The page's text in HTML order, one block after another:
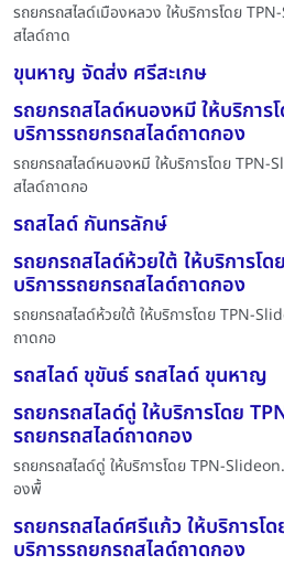
รถยกรถสไลด์เมืองหลวง ให้บริการโดย
สไลด์ถาด
ขุนหาญ จัดส่ง ศรีสะเกษ
รถยกรถสไลด์หนองหมี ให้บริกา
บริการรถยกรถสไลด์ถาดกอง
รถยกรถสไลด์หนองหมี ให้บริการโดย TPN-
สไลด์ถาดกอ
รถสไลด์ กันทรลักษ์
รถยกรถสไลด์ห้วยใต้ ให้บริการโ
บริการรถยกรถสไลด์ถาดกอง
รถยกรถสไลด์ห้วยใต้ ให้บริการโดย TPN-
ถาดกอ
รถสไลด์ ขุขันธ์ รถสไลด์ ขุนหาญ
รถยกรถสไลด์ดู่ ให้บริการโดย
รถยกรถสไลด์ถาดกอง
รถยกรถสไลด์ดู่ ให้บริการโดย TPN-
องพื้
รถยกรถสไลด์ศรีแก้ว ให้บริการโ
บริการรถยกรถสไลด์ถาดกอง